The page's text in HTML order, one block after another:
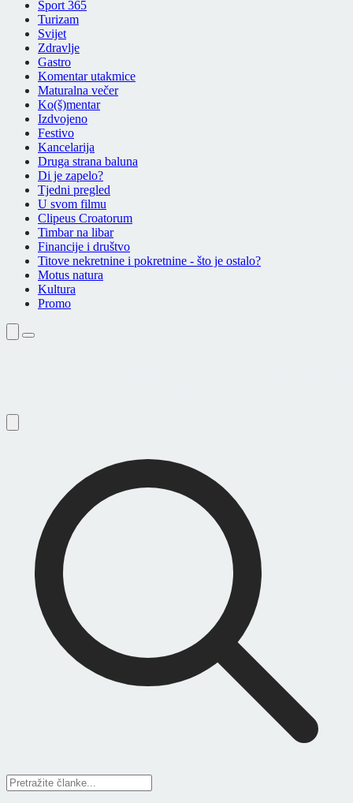
Sport 365
Turizam
Svijet
Zdravlje
Gastro
Komentar utakmice
Maturalna večer
Ko(š)mentar
Izdvojeno
Festivo
Kancelarija
Druga strana baluna
Di je zapelo?
Tjedni pregled
U svom filmu
Clipeus Croatorum
Timbar na libar
Financije i društvo
Titove nekretnine i pokretnine - što je ostalo?
Motus natura
Kultura
Promo